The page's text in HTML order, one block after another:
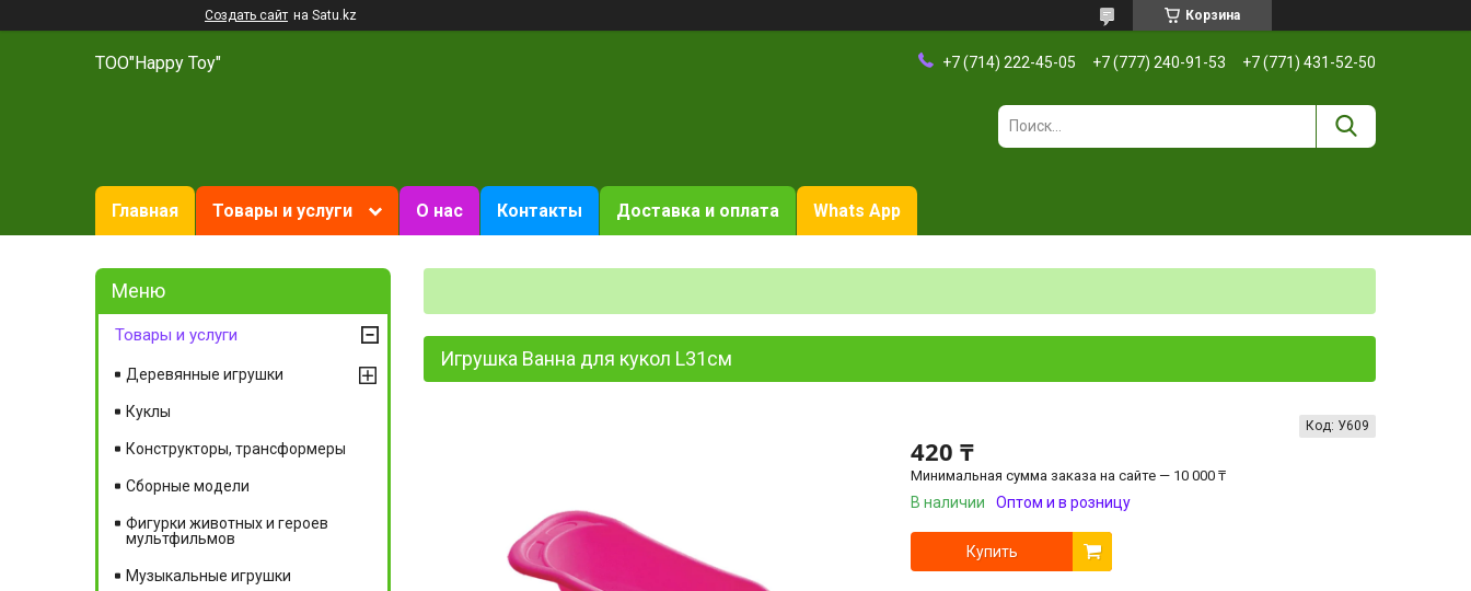
Создать сайт на Satu.kz Корзина
ТОО"Happy Toy" +7 (714) 222-45-05 +7 (777) 240-91-53 +7 (771) 431-52-50
Главная Товары и услуги О нас Контакты Доставка и оплата Whats App
Игрушка Ванна для кукол L31см
420 ₸
Минимальная сумма заказа на сайте — 10 000 ₸
В наличии Оптом и в розницу
Код: У609
Купить
Товары и услуги
Деревянные игрушки
Куклы
Конструкторы, трансформеры
Сборные модели
Фигурки животных и героев
мультфильмов
Музыкальные игрушки